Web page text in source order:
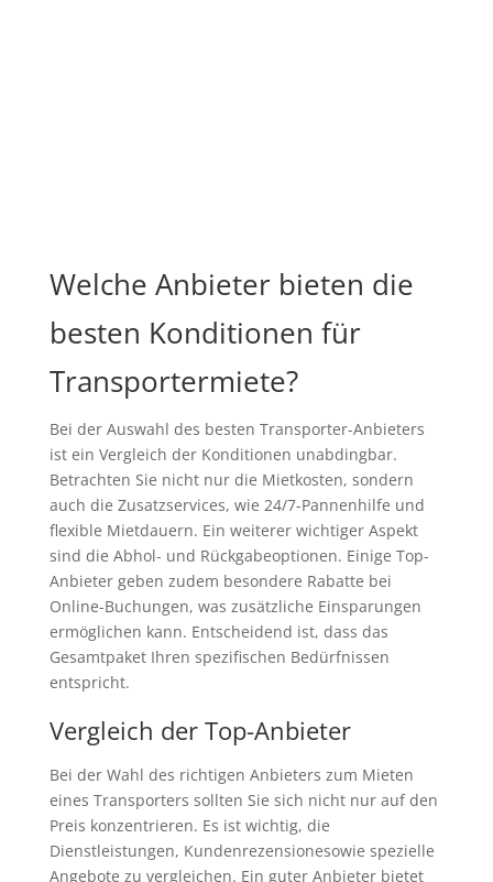
Welche Anbieter bieten die
besten Konditionen für
Transportermiete?
Bei der Auswahl des besten Transporter-Anbieters
ist ein Vergleich der Konditionen unabdingbar.
Betrachten Sie nicht nur die Mietkosten, sondern
auch die Zusatzservices, wie 24/7-Pannenhilfe und
flexible Mietdauern. Ein weiterer wichtiger Aspekt
sind die Abhol- und Rückgabeoptionen. Einige Top-
Anbieter geben zudem besondere Rabatte bei
Online-Buchungen, was zusätzliche Einsparungen
ermöglichen kann. Entscheidend ist, dass das
Gesamtpaket Ihren spezifischen Bedürfnissen
entspricht.
Vergleich der Top-Anbieter
Bei der Wahl des richtigen Anbieters zum Mieten
eines Transporters sollten Sie sich nicht nur auf den
Preis konzentrieren. Es ist wichtig, die
Dienstleistungen, Kundenrezensionesowie spezielle
Angebote zu vergleichen. Ein guter Anbieter bietet